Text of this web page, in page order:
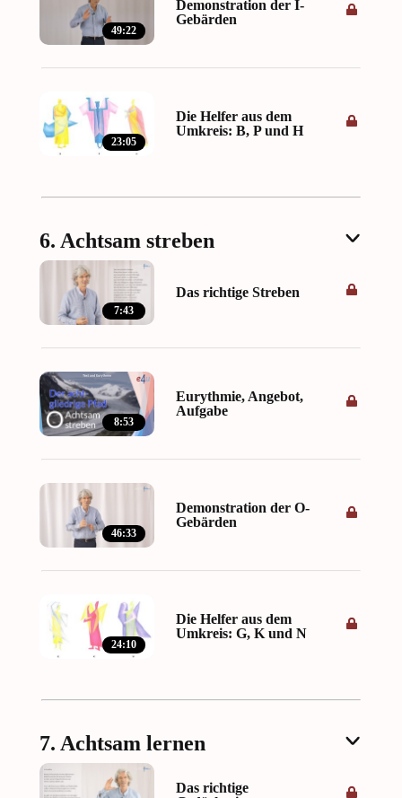
49:22
Demonstration der I-
Gebärden
23:05
Die Helfer aus dem
Umkreis: B, P und H
6. Achtsam streben
7:43
Das richtige Streben
8:53
Eurythmie, Angebot,
Aufgabe
46:33
Demonstration der O-
Gebärden
24:10
Die Helfer aus dem
Umkreis: G, K und N
7. Achtsam lernen
Das richtige